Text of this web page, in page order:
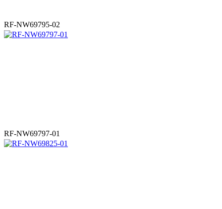
RF-NW69795-02
RF-NW69797-01